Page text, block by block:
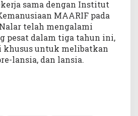
sama dengan Institut
MAARIF pada
telah mengalami
pesat dalam tiga tahun ini,
khusus untuk melibatkan
lansia, dan lansia.